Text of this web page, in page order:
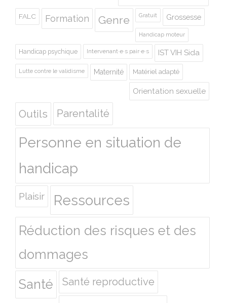
FALC Formation Genre Gratuit Grossesse
Handicap moteur
Handicap psychique Intervenant·e·s pair·e·s IST VIH Sida
Lutte contre le validisme Maternité Matériel adapté
Orientation sexuelle
Outils Parentalité
Personne en situation de
handicap
Plaisir Ressources
Réduction des risques et des
dommages
Santé
Santé reproductive